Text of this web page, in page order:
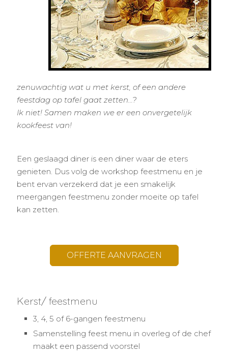
zenuwachtig wat u met kerst, of een andere
feestdag op tafel gaat zetten...?
Ik niet! Samen maken we er een onvergetelijk
kookfeest van!
Een geslaagd diner is een diner waar de eters
genieten. Dus volg de workshop feestmenu en je
bent ervan verzekerd dat je een smakelijk
meergangen feestmenu zonder moeite op tafel
kan zetten.
OFFERTE AANVRAGEN
Kerst/ feestmenu
3, 4, 5 of 6-gangen feestmenu
Samenstelling feest menu in overleg of de chef
maakt een passend voorstel